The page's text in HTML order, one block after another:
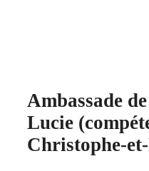
Ambassade
Lucie
Christophe-